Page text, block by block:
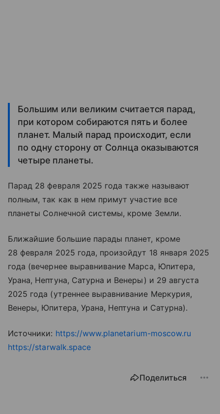
Большим или великим считается парад,
при котором собираются пять и более
планет. Малый парад происходит, если
по одну сторону от Солнца оказываются
четыре планеты.
Парад 28 февраля 2025 года также называют
полным, так как в нем примут участие все
планеты Солнечной системы, кроме Земли.
Ближайшие большие парады планет, кроме
28 февраля 2025 года, произойдут 18 января 2025
года (вечернее выравнивание Марса, Юпитера,
Урана, Нептуна, Сатурна и Венеры) и 29 августа
2025 года (утреннее выравнивание Меркурия,
Венеры, Юпитера, Урана, Нептуна и Сатурна).
Источники: https://www.planetarium-moscow.ru
https://starwalk.space
Поделиться